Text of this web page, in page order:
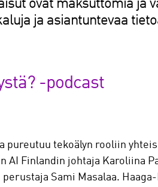
ovat maksuttomia ja
ja asiantuntevaa
-podcast
pureutuu tekoälyn rooliin
AI Finlandin johtaja Karoliina
perustaja Sami Masalaa.